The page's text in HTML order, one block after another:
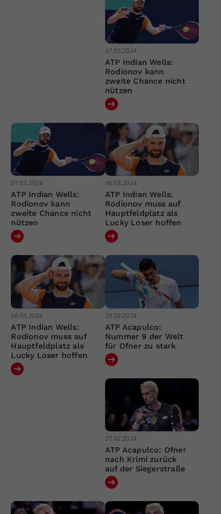
07.03.2024
ATP Indian Wells:
Rodionov kann
zweite Chance nicht
nützen
07.03.2024
ATP Indian Wells:
Rodionov kann
zweite Chance nicht
nützen
06.03.2024
ATP Indian Wells:
Rodionov muss auf
Hauptfeldplatz als
Lucky Loser hoffen
06.03.2024
ATP Indian Wells:
Rodionov muss auf
Hauptfeldplatz als
Lucky Loser hoffen
29.02.2024
ATP Acapulco:
Nummer 9 der Welt
für Ofner zu stark
27.02.2024
ATP Acapulco: Ofner
nach Krimi zurück
auf der Siegerstraße